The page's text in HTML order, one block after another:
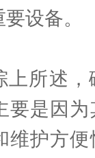
设备。
述，
要是因
维护方